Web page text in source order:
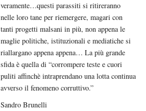
veramente…questi parassiti si ritireranno
nelle loro tane per riemergere, magari con
tanti progetti malsani in più, non appena le
maglie politiche, istituzionali e mediatiche si
riallargano appena appena… La più grande
sfida è quella di “corrompere teste e cuori
puliti affinchè intraprendano una lotta continua
avverso il fenomeno corruttivo.”
Sandro Brunelli